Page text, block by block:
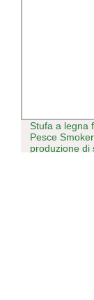
Stufa a legna
Pesce
produzione di